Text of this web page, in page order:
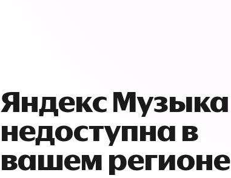
Яндекс Музыка
недоступна в
вашем регионе